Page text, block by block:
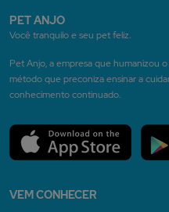
PET ANJO
Você tranquilo e seu pet feliz.
Pet Anjo, a empresa que humanizou
método que preconiza ensinar a
conhecimento continuado.
VEM CONHECER